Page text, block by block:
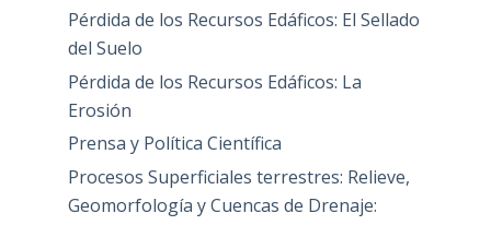
Pérdida de los Recursos Edáficos: El Sellado
del Suelo
Pérdida de los Recursos Edáficos: La
Erosión
Prensa y Política Científica
Procesos Superficiales terrestres: Relieve,
Geomorfología y Cuencas de Drenaje: